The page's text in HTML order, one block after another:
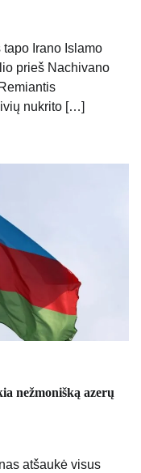
tapo Irano Islamo
prieš Nachivano
nukrito […]
nežmonišką azerų
atšaukė visus